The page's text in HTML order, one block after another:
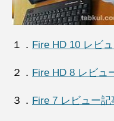
１． Fire HD 10 レビ
２． Fire HD 8 レビュ
３． Fire 7 レビュー記